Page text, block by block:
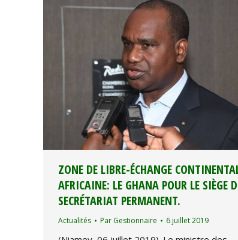
ZONE DE LIBRE-ÉCHANGE
AFRICAINE: LE GHANA POUR LE SIÈGE
SECRÉTARIAT PERMANENT.
Actualités Par Gestionnaire 6 juillet 2019